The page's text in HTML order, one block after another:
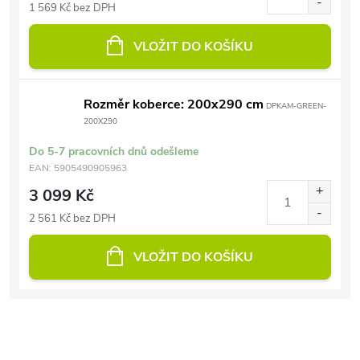
1 569 Kč bez DPH
VLOŽIT DO KOŠÍKU
Rozměr koberce: 200x290 cm DPKAM-GREEN-
200X290
Do 5-7 pracovních dnů odešleme
EAN: 5905490905963
3 099 Kč
2 561 Kč bez DPH
VLOŽIT DO KOŠÍKU